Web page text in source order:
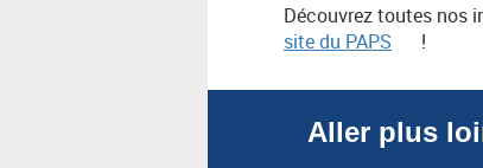
Découvrez toutes nos
site du PAPS
!
Aller plus